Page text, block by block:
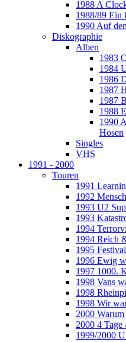
1988 A
1988/89 Ein
1990 Auf
Diskographie
Alben
1983
1984
1986
1987
1987
1988
1990
Hosen
Singles
VHS
1991 - 2000
Touren
1991
1992
1993 U2
1993
1994
1994 Reich
1995
1996 Ewig
1997 1000.
1998 Vans
1998
1998 Wir
2000
2000 4 Tage
1999/2000